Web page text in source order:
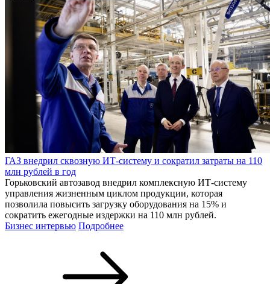
ГАЗ внедрил сквозную ИТ-систему и сократил затраты на 110
млн рублей в год
Горьковский автозавод внедрил комплексную ИТ-систему
управления жизненным циклом продукции, которая
позволила повысить загрузку оборудования на 15% и
сократить ежегодные издержки на 110 млн рублей.
Бизнес интервью Подробнее